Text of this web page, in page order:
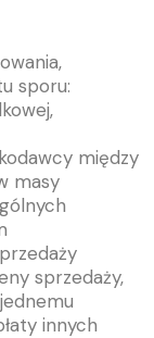
sporu:
między
masy
sprzedaży,
innych